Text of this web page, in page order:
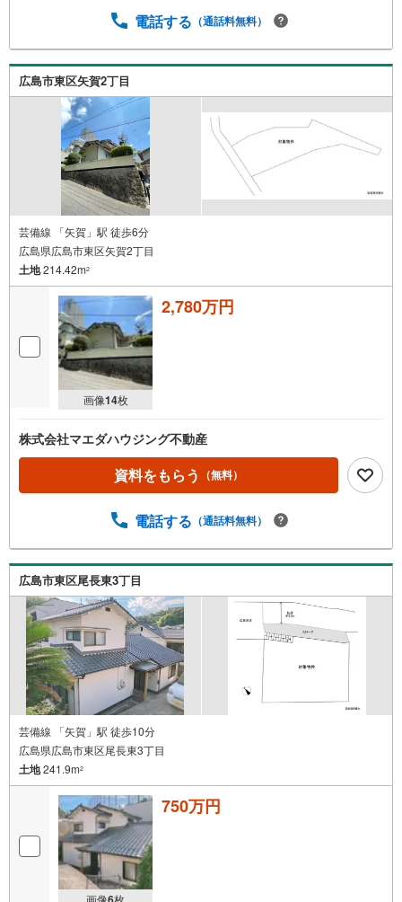
に、創業以来多くのお客様に信頼と信用を頂き、広島県下
「人と人、心と心」これからもこの精神を大切に、お客様
へのサポートをさせて頂きます。株式会社日東リバティ〒7
32-0818広島市南区段原日出2丁目2-22-2F
電話する （通話料無料）
広島市東区矢賀2丁目
芸備線 「矢賀」駅 徒歩6分
広島県広島市東区矢賀2丁目
土地214.42m2
画像14枚
2,780万円
株式会社マエダハウジング不動産
資料をもらう （無料）
電話する （通話料無料）
広島市東区尾長東3丁目
芸備線 「矢賀」駅 徒歩10分
広島県広島市東区尾長東3丁目
土地241.9m2
画像 枚
750万円